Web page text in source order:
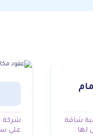
شاقة
لها
شركة
علي